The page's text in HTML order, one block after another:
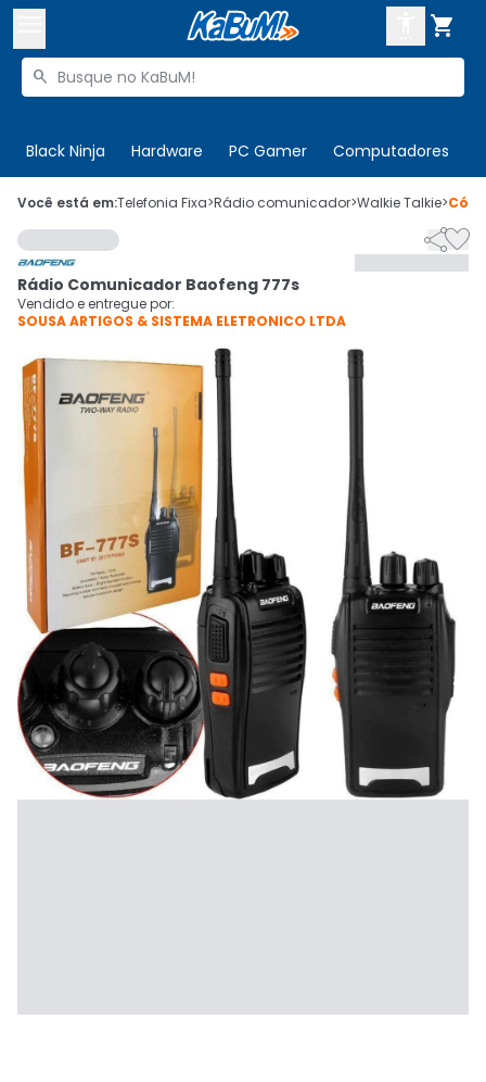

Buscar produtos

Black Ninja Hardware PC Gamer Computadores
 Olá. Acesse sua conta
 Departamentos
Cupons
 Ativar tradutor em libras
CADASTRE-SE
Você está em:Telefonia Fixa>Rádio comunicador>Walkie Talkie>

Rádio Comunicador Baofeng 777s
Vendido e entregue por:
SOUSA ARTIGOS & SISTEMA ELETRONICO LTDA